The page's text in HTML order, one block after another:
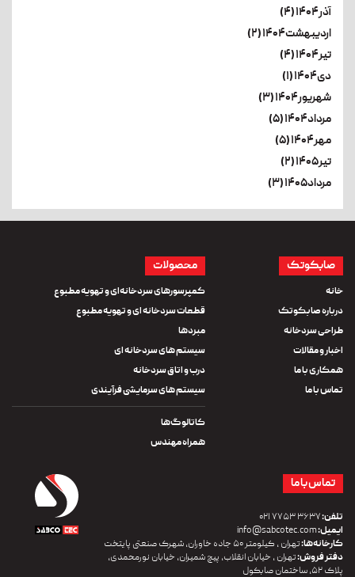
آذر۱۴۰۴ (۴)
اردیبهشت۱۴۰۴ (۲)
تیر۱۴۰۴ (۴)
دی۱۴۰۴ (۱)
شهریور۱۴۰۴ (۳)
مرداد۱۴۰۴ (۵)
مهر۱۴۰۴ (۵)
تیر۱۴۰۵ (۲)
مرداد۱۴۰۵ (۳)
صابکوتک
خانه
درباره صابکوتک
طراحی سردخانه
اخبار و مقالات
همکاری با ما
تماس با ما
محصولات
کمپرسورهای سردخانه‌ای و تهویه مطبوع
قطعات سردخانه ای و تهویه مطبوع
مبردها
سیستم های سردخانه ای
درب و اتاق سردخانه
سیستم های سرمایشی فرآیندی
کاتالوگ‌ها
همراه مهندس
تماس با ما
تلفن:۳۶۳۷ ۷۷۵۳ ۰۲۱
ایمیل:info@sabcotec.com
کارخانه‌ها:تهران ، کیلومتر ۵۰ جاده خاوران، شهرک صنعتی پایتخت
دفتر فروش:تهران ، خیابان انقلاب، پیچ شمیران، خیابان نورمحمدی،
پلاک ۵۲، ساختمان صابکول